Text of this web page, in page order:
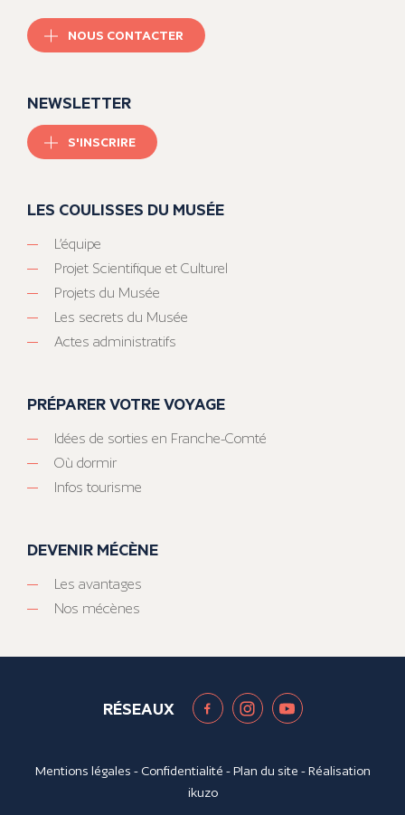
NOUS CONTACTER
NEWSLETTER
S'INSCRIRE
LES COULISSES DU MUSÉE
L’équipe
Projet Scientifique et Culturel
Projets du Musée
Les secrets du Musée
Actes administratifs
PRÉPARER VOTRE VOYAGE
Idées de sorties en Franche-Comté
Où dormir
Infos tourisme
DEVENIR MÉCÈNE
Les avantages
Nos mécènes
RÉSEAUX
Mentions légales - Confidentialité -Plan du site - Réalisation
ikuzo